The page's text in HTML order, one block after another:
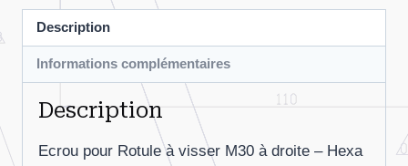
Rotule
visser
Description
Informations complémentaires
Description
Ecrou pour Rotule à visser M30 à droite – Hexa